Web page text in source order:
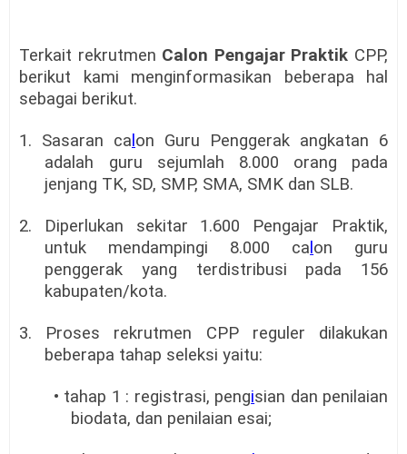
Terkait rekrutmen Calon Pengajar Praktik CPP,
berikut kami menginformasikan beberapa hal
sebagai berikut.
1. Sasaran calon Guru Penggerak angkatan 6
adalah guru sejumlah 8.000 orang pada
jenjang TK, SD, SMP, SMA, SMK dan SLB.
2. Diperlukan sekitar 1.600 Pengajar Praktik,
untuk mendampingi 8.000 calon guru
penggerak yang terdistribusi pada 156
kabupaten/kota.
3. Proses rekrutmen CPP reguler dilakukan
beberapa tahap seleksi yaitu:
• tahap 1 : registrasi, pengisian dan penilaian
biodata, dan penilaian esai;